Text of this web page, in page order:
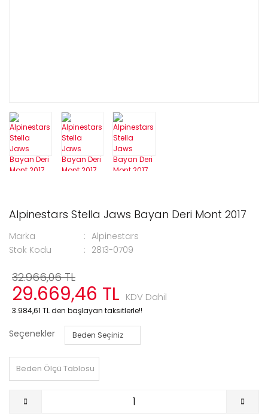
Alpinestars Stella Jaws Bayan Deri Mont 2017
Marka
Alpinestars
Stok Kodu
2813-0709
32.966,06 TL
29.669,46 TL KDV Dahil
3.984,61 TL den başlayan taksitlerle!!
Seçenekler
Beden Ölçü Tablosu